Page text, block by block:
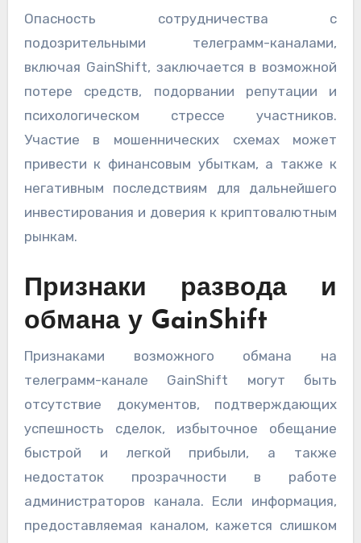
Опасность сотрудничества с
подозрительными телеграмм-каналами,
включая GainShift, заключается в возможной
потере средств, подорвании репутации и
психологическом стрессе участников.
Участие в мошеннических схемах может
привести к финансовым убыткам, а также к
негативным последствиям для дальнейшего
инвестирования и доверия к криптовалютным
рынкам.
Признаки развода и
обмана у GainShift
Признаками возможного обмана на
телеграмм-канале GainShift могут быть
отсутствие документов, подтверждающих
успешность сделок, избыточное обещание
быстрой и легкой прибыли, а также
недостаток прозрачности в работе
администраторов канала. Если информация,
предоставляемая каналом, кажется слишком